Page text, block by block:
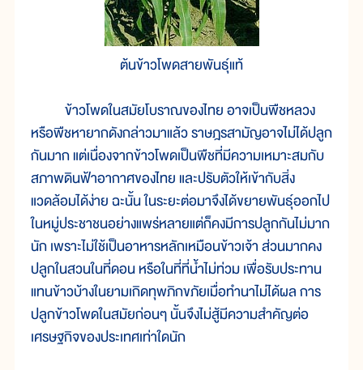
ต้นข้าวโพดสายพันธุ์แท้
ข้าวโพดในสมัยโบราณของไทย อาจเป็นพืชหลวง
หรือพืชหายากดังกล่าวมาแล้ว ราษฎรสามัญอาจไม่ได้ปลูก
กันมาก แต่เนื่องจากข้าวโพดเป็นพืชที่มีความเหมาะสมกับ
สภาพดินฟ้าอากาศของไทย และปรับตัวให้เข้ากับสิ่ง
แวดล้อมได้ง่าย ฉะนั้น ในระยะต่อมาจึงได้ขยายพันธุ์ออกไป
ในหมู่ประชาชนอย่างแพร่หลายแต่ก็คงมีการปลูกกันไม่มาก
นัก เพราะไม่ใช้เป็นอาหารหลักเหมือนข้าวเจ้า ส่วนมากคง
ปลูกในสวนในที่ดอน หรือในที่ที่น้ำไม่ท่วม เพื่อรับประทาน
แทนข้าวบ้างในยามเกิดทุพภิกขภัยเมื่อทำนาไม่ได้ผล การ
ปลูกข้าวโพดในสมัยก่อนๆ นั้นจึงไม่สู้มีความสำคัญต่อ
เศรษฐกิจของประเทศเท่าใดนัก